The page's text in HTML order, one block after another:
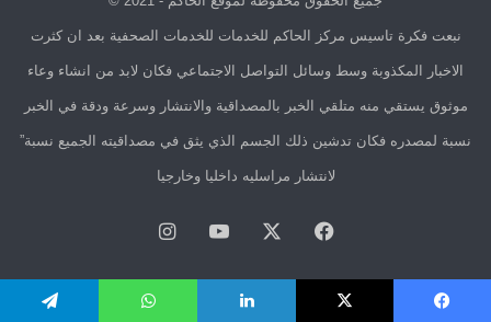
نبعت فكرة تاسيس مركز الحاكم للخدمات للخدمات الصحفية بعد ان كثرت
الاخبار المكذوبة وسط وسائل التواصل الاجتماعي فكان لابد من انشاء وعاء
موثوق يستقي منه متلقي الخبر بالمصداقية والانتشار وسرعة ودقة في الخبر
نسبة لمصدره فكان تدشين ذلك الجسم الذي يثق في مصداقيته الجميع نسبة”
لانتشار مراسليه داخليا وخارجيا
فيسبوك يوتيوبانستقرام